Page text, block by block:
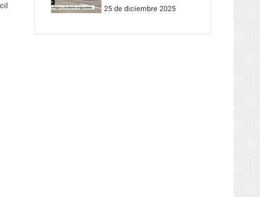
25 de diciembre 2025